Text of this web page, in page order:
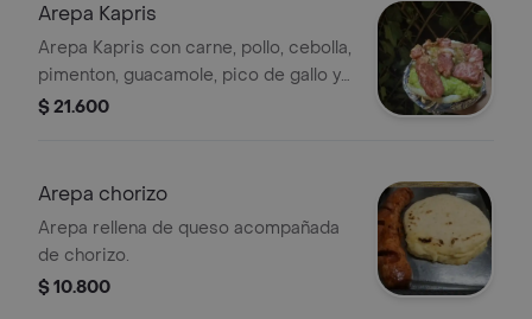
Arepa Kapris
Arepa Kapris con carne, pollo, cebolla,
pimenton, guacamole, pico de gallo y
costillas de cerdo ahumadas.
$ 21.600
Arepa chorizo
Arepa rellena de queso acompañada
de chorizo.
$ 10.800